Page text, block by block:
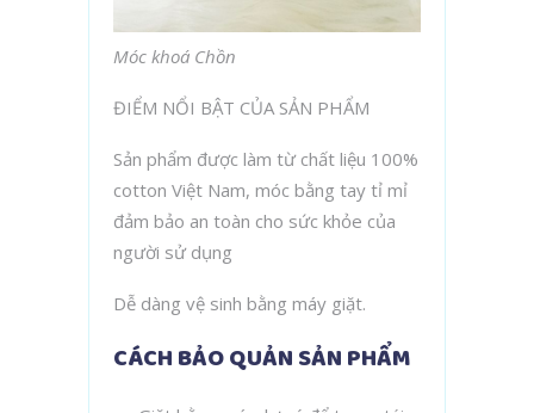
Móc khoá Chồn
ĐIỂM NỔI BẬT CỦA SẢN PHẨM
Sản phẩm được làm từ chất liệu 100%
cotton Việt Nam, móc bằng tay tỉ mỉ
đảm bảo an toàn cho sức khỏe của
người sử dụng
Dễ dàng vệ sinh bằng máy giặt.
CÁCH BẢO QUẢN SẢN PHẨM